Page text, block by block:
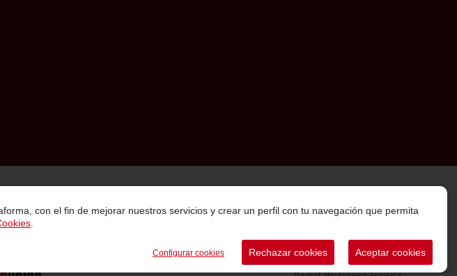
con el fin de mejorar nuestros servicios y crear un perfil con tu navegación que permita
Configurar cookies Rechazar cookies Aceptar cookies